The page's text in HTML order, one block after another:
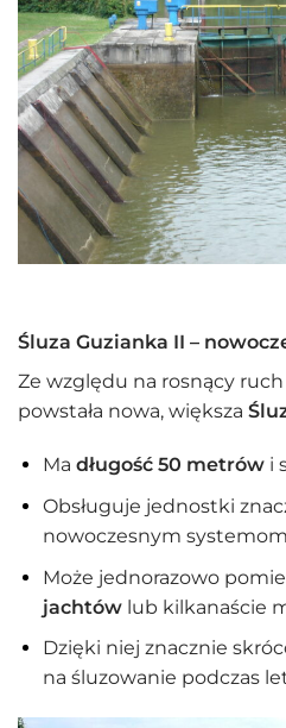
Śluza Guzianka II –
Ze względu na rosnący
powstała nowa, większa
Ma długość 50 metrówi
Obsługuje jednostki
nowoczesnym
Może jednorazowo
jachtówlub kilkanaście
Dzięki niej znacznie
na śluzowanie podczas